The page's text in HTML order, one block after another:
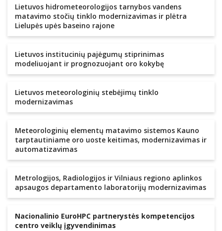
Lietuvos hidrometeorologijos tarnybos vandens
matavimo stočių tinklo modernizavimas ir plėtra
Lielupės upės baseino rajone
Lietuvos institucinių pajėgumų stiprinimas
modeliuojant ir prognozuojant oro kokybę
Lietuvos meteorologinių stebėjimų tinklo
modernizavimas
Meteorologinių elementų matavimo sistemos Kauno
tarptautiniame oro uoste keitimas, modernizavimas ir
automatizavimas
Metrologijos, Radiologijos ir Vilniaus regiono aplinkos
apsaugos departamento laboratorijų modernizavimas
Nacionalinio EuroHPC partnerystės kompetencijos
centro veiklų įgyvendinimas